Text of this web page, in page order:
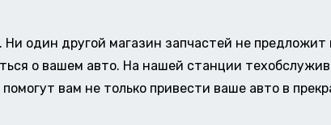
один другой магазин запчастей не предложит
о вашем авто. На нашей станции
вам не только привести ваше авто в